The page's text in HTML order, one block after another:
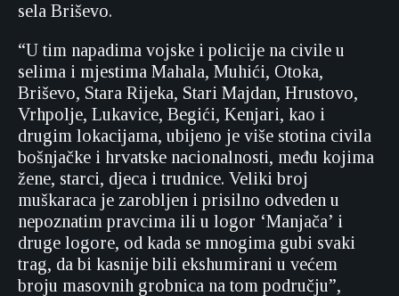
sela Briševo.
“U tim napadima vojske i policije na civile u
selima i mjestima Mahala, Muhići, Otoka,
Briševo, Stara Rijeka, Stari Majdan, Hrustovo,
Vrhpolje, Lukavice, Begići, Kenjari, kao i
drugim lokacijama, ubijeno je više stotina civila
bošnjačke i hrvatske nacionalnosti, među kojima
žene, starci, djeca i trudnice. Veliki broj
muškaraca je zarobljen i prisilno odveden u
nepoznatim pravcima ili u logor ‘Manjača’ i
druge logore, od kada se mnogima gubi svaki
trag, da bi kasnije bili ekshumirani u većem
broju masovnih grobnica na tom području”,